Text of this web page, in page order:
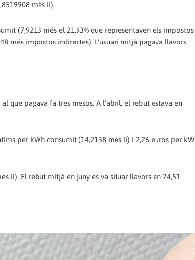
més ii).
(7,9213 més el 21,93% que representaven els impostos
més impostos indirectes). L'usuari mitjà pagava llavors
que pagava fa tres mesos. A l'abril, el rebut estava en
per kWh consumit (14,2138 més ii) i 2,26 euros per kW
ii). El rebut mitjà en juny es va situar llavors en 74,51